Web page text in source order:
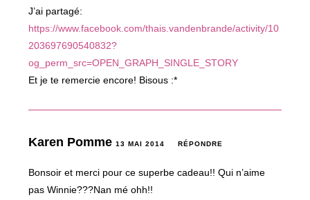
J’ai partagé:
https://www.facebook.com/thais.vandenbrande/activity/10
203697690540832?
og_perm_src=OPEN_GRAPH_SINGLE_STORY
Et je te remercie encore! Bisous :*
Karen Pomme13 MAI 2014 RÉPONDRE
Bonsoir et merci pour ce superbe cadeau!! Qui n’aime
pas Winnie???Nan mé ohh!!